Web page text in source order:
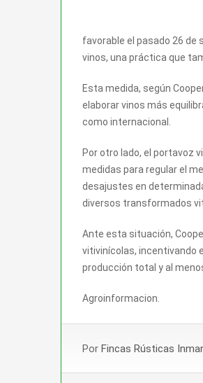
favorable el pasado 26
vinos, una práctica que
Esta medida, según
elaborar vinos más
como internacional.
Por otro lado, el portavoz
medidas para regular el
desajustes en
diversos transformados
Ante esta situación,
vitivinícolas, incentivando
producción total y al
Agroinformacion.
Por Fincas Rústicas